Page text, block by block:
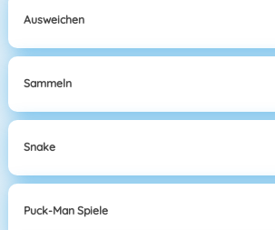
Ausweichen
Sammeln
Snake
Puck-Man Spiele